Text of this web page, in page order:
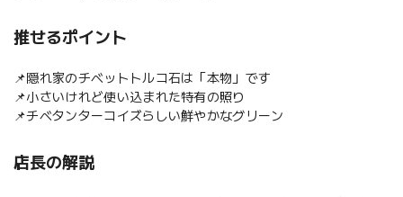
推せるポイント
📌隠れ家のチベットトルコ石は「本物」です
📌小さいけれど使い込まれた特有の照り
📌チベタンターコイズらしい鮮やかなグリーン
店長の解説